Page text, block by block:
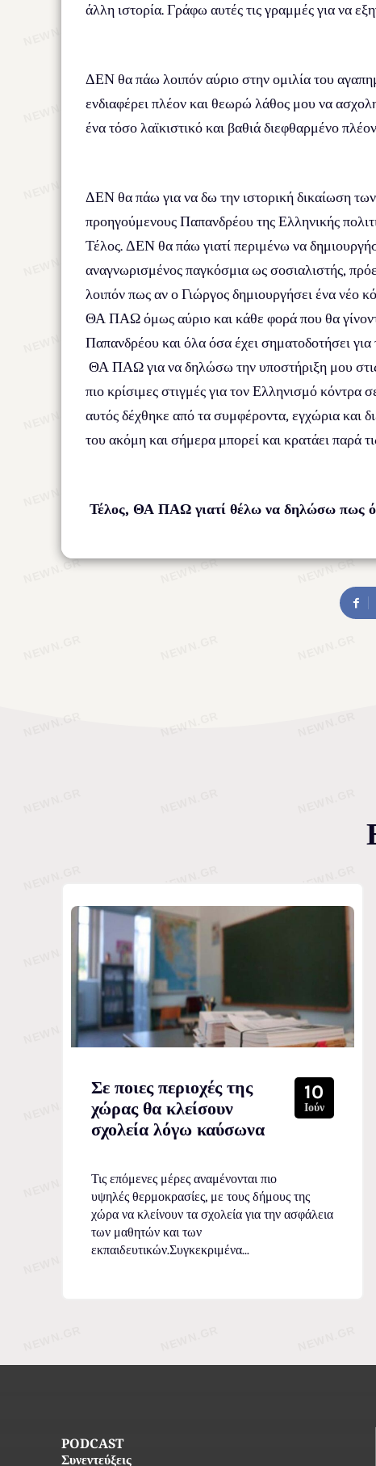
άλλη ιστορία. Γράφω αυτές τις γραμμές για να
ΔΕΝ θα πάω λοιπόν αύριο στην ομιλία του
ενδιαφέρει πλέον και θεωρώ λάθος μου να
ένα τόσο λαϊκιστικό και βαθιά διεφθαρμένο
ΔΕΝ θα πάω για να δω την ιστορική δικαίωση
προηγούμενους Παπανδρέου της Ελληνικής
Τέλος. ΔΕΝ θα πάω γιατί περιμένω να
αναγνωρισμένος παγκόσμια ως σοσιαλιστής,
λοιπόν πως αν ο Γιώργος δημιουργήσει ένα νέο
ΘΑ ΠΑΩ όμως αύριο και κάθε φορά που θα
Παπανδρέου και όλα όσα έχει σηματοδοτήσει για
ΘΑ ΠΑΩ για να δηλώσω την υποστήριξη μου στις
πιο κρίσιμες στιγμές για τον Ελληνισμό
αυτός δέχθηκε από τα συμφέροντα, εγχώρια και
του ακόμη και σήμερα μπορεί και κρατάει παρά
Τέλος, ΘΑ ΠΑΩ γιατί θέλω να δηλώσω πως
Σε ποιες περιοχές της
χώρας θα κλείσουν
σχολεία λόγω καύσωνα
10
Ιούν
Τις επόμενες μέρες αναμένονται πιο
υψηλές θερμοκρασίες, με τους δήμους της
χώρα να κλείνουν τα σχολεία για την ασφάλεια
των μαθητών και των
εκπαιδευτικών.Συγκεκριμένα...
PODCAST